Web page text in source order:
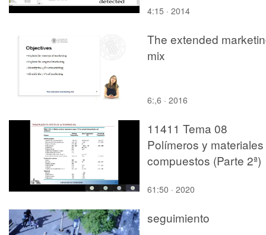
4:15 · 2014
The extended
mix
6:,6 · 2016
11411 Tema 08
Polímeros y materiales
compuestos (Parte 2ª)
61:50 · 2020
seguimiento